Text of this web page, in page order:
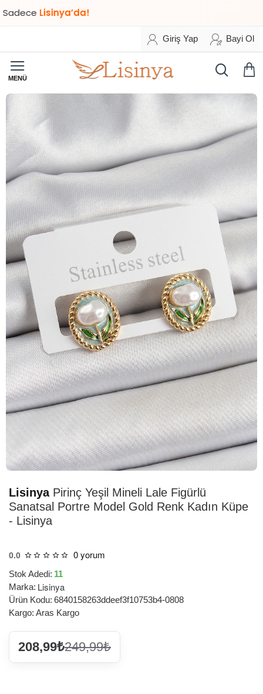
Lisinya’da!
Giriş Yap Bayi Ol
LisinyaPirinç Yeşil Mineli Lale Figürlü
Sanatsal Portre Model Gold Renk Kadın Küpe
- Lisinya
0.0 0 yorum
Stok Adedi: 11
Marka: Lisinya
Ürün Kodu: 6840158263ddeef3f10753b4-0808
Kargo: Aras Kargo
208,99₺249,99₺